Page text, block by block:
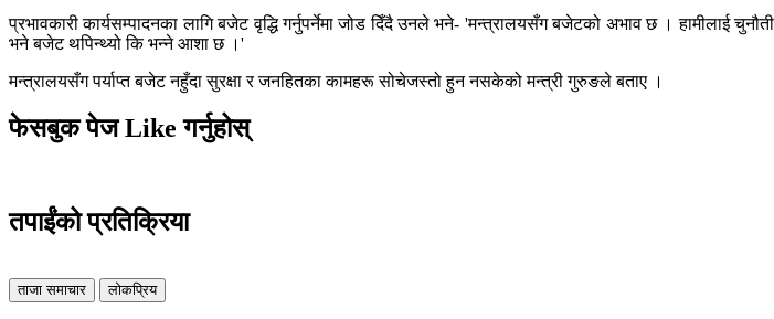
प्रभावकारी कार्यसम्पादनका लागि बजेट वृद्धि गर्नुपर्नेमा जोड दिँदै उनले भने- 'मन्त्रालयसँग बजेटको अभाव छ । हामीलाई
भने बजेट थपिन्थ्यो कि भन्ने आशा छ ।'
मन्त्रालयसँग पर्याप्त बजेट नहुँदा सुरक्षा र जनहितका कामहरू सोचेजस्तो हुन नसकेको मन्त्री गुरुङले बताए ।
फेसबुक पेज Like गर्नुहोस्
तपाईंको प्रतिक्रिया
ताजा समाचार लोकप्रिय